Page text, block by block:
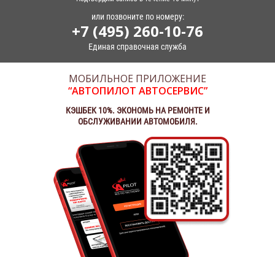
или позвоните по номеру:
+7 (495) 260-10-76
Единая справочная служба
МОБИЛЬНОЕ ПРИЛОЖЕНИЕ
“АВТОПИЛОТ АВТОСЕРВИС”
КЭШБЕК 10%. ЭКОНОМЬ НА РЕМОНТЕ И
ОБСЛУЖИВАНИИ АВТОМОБИЛЯ.